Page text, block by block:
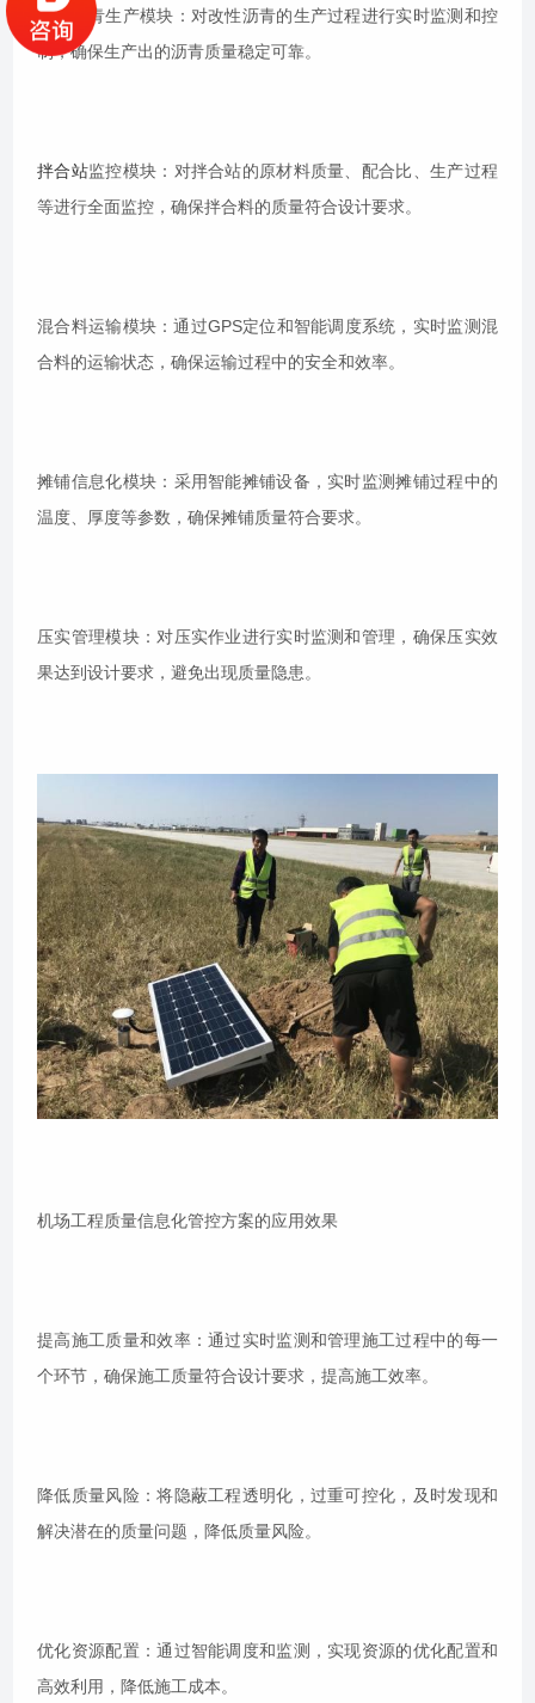
改性沥青生产模块：对改性沥青的生产过程进行实时监测和控
制，确保生产出的沥青质量稳定可靠。
拌合站监控模块：对拌合站的原材料质量、配合比、生产过程
等进行全面监控，确保拌合料的质量符合设计要求。
混合料运输模块：通过GPS定位和智能调度系统，实时监测混
合料的运输状态，确保运输过程中的安全和效率。
摊铺信息化模块：采用智能摊铺设备，实时监测摊铺过程中的
温度、厚度等参数，确保摊铺质量符合要求。
压实管理模块：对压实作业进行实时监测和管理，确保压实效
果达到设计要求，避免出现质量隐患。
机场工程质量信息化管控方案的应用效果
提高施工质量和效率：通过实时监测和管理施工过程中的每一
个环节，确保施工质量符合设计要求，提高施工效率。
降低质量风险：将隐蔽工程透明化，过重可控化，及时发现和
解决潜在的质量问题，降低质量风险。
优化资源配置：通过智能调度和监测，实现资源的优化配置和
高效利用，降低施工成本。